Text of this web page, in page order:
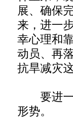
展、确保
来，进一
幸心理和
动员、再
抗旱减灾
要进一
形势。